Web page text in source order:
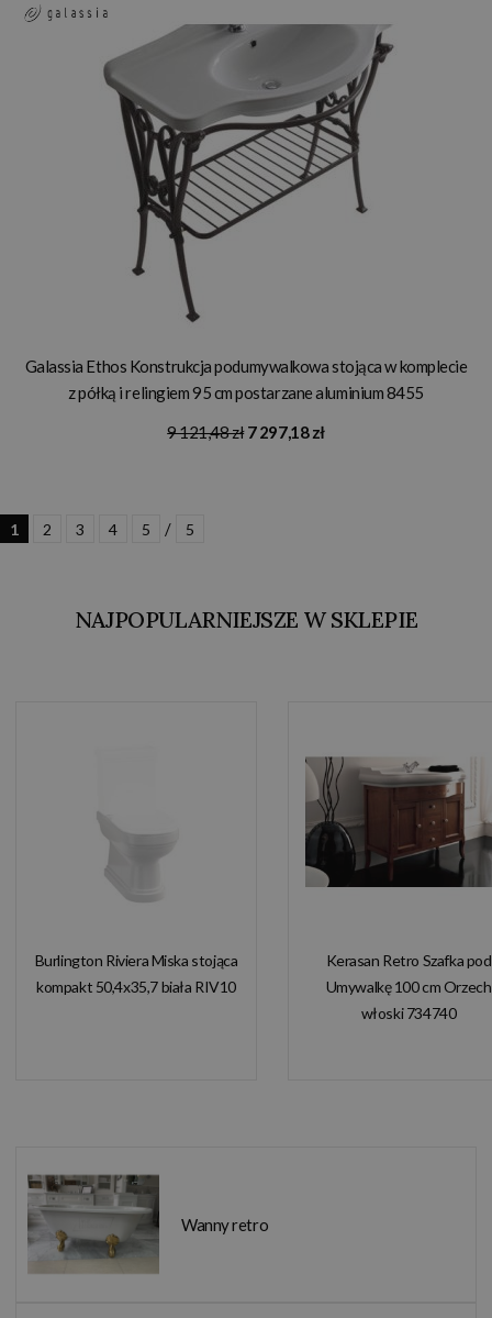
Galassia Ethos Konstrukcja podumywalkowa stojąca w komplecie
z półką i relingiem 95 cm postarzane aluminium 8455
9 121,48 zł 7 297,18 zł
1 2 3 4 5 / 5
NAJPOPULARNIEJSZE W SKLEPIE
Burlington Riviera Miska stojąca
kompakt 50,4x35,7 biała RIV10
Kerasan Retro Szafka pod
Umywalkę 100 cm Orzech
włoski 734740
Wanny retro